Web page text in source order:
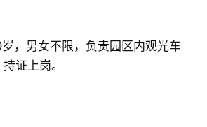
，男女不限，负责园区内观光车
证上岗。